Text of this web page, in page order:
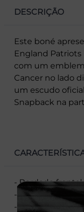
DESCRIÇÃO
Este boné
England
com um
Cancer no lado
um escudo
Snapback na
- Bordado frontal
- Flag New Era
- Patch no lado